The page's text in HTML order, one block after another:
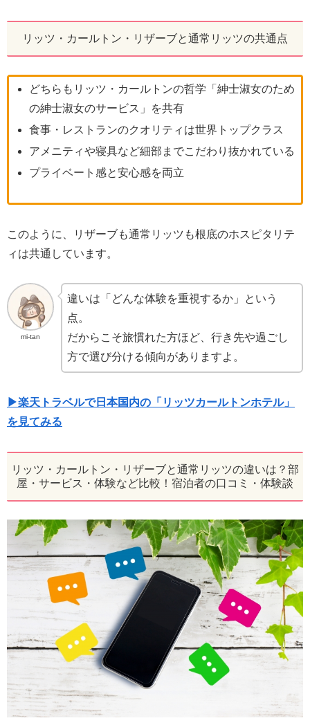
リッツ・カールトン・リザーブと通常リッツの共通点
どちらもリッツ・カールトンの哲学「紳士淑女のため
の紳士淑女のサービス」を共有
食事・レストランのクオリティは世界トップクラス
アメニティや寝具など細部までこだわり抜かれている
プライベート感と安心感を両立
このように、リザーブも通常リッツも根底のホスピタリテ
ィは共通しています。
mi-tan
違いは「どんな体験を重視するか」という
点。
だからこそ旅慣れた方ほど、行き先や過ごし
方で選び分ける傾向がありますよ。
▶楽天トラベルで日本国内の「リッツカールトンホテル」
を見てみる
リッツ・カールトン・リザーブと通常リッツの違いは？部
屋・サービス・体験など比較！宿泊者の口コミ・体験談